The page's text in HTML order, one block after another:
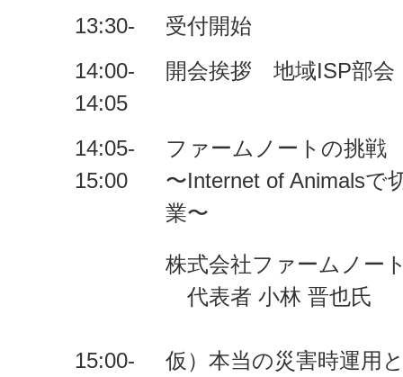
13:30-
受付開始
14:00-
14:05
開会挨拶 地域ISP部
14:05-
15:00
ファームノートの挑戦
〜Internet of Animalsで
業〜
株式会社ファームノー
代表者 小林 晋也氏
15:00-
仮）本当の災害時運用